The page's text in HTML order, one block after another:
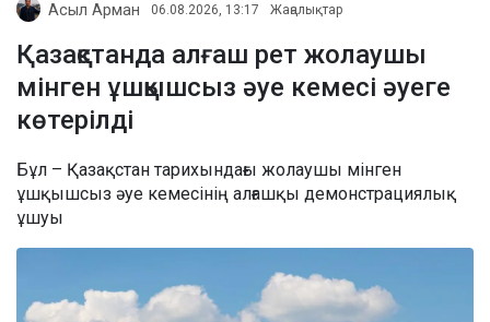
Асыл Арман 06.08.2026, 13:17 Жаңалықтар
Қазақстанда алғаш рет жолаушы
мінген ұшқышсыз әуе кемесі әуеге
көтерілді
Бұл – Қазақстан тарихындағы жолаушы мінген
ұшқышсыз әуе кемесінің алғашқы демонстрациялық
ұшуы